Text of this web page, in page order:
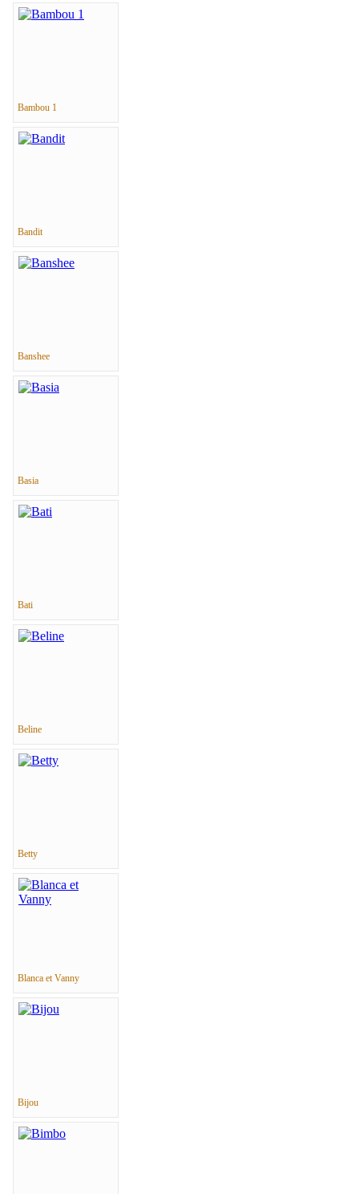
Bambou 1
Bandit
Banshee
Basia
Bati
Beline
Betty
Blanca et Vanny
Bijou